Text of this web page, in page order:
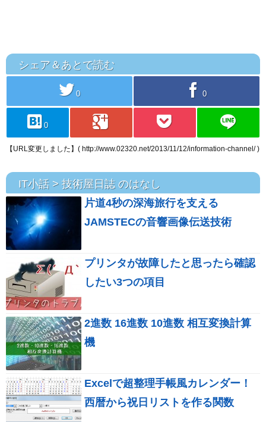
シェア＆あとで読む
twitter 0 facebook 0
hatebu 0 googleplus pocket line
【URL変更しました】( http://www.02320.net/2013/11/12/information-channel/ )
IT小話 > 技術屋日誌 のはなし
片道4秒の深海旅行を支える
JAMSTECの音響画像伝送技術
プリンタが故障したと思ったら確認
したい3つの項目
2進数 16進数 10進数 相互変換計算
機
Excelで超整理手帳風カレンダー！
西暦から祝日リストを作る関数